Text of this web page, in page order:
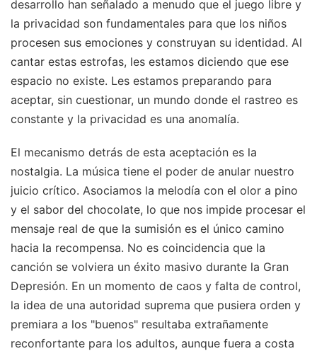
desarrollo han señalado a menudo que el juego libre y
la privacidad son fundamentales para que los niños
procesen sus emociones y construyan su identidad. Al
cantar estas estrofas, les estamos diciendo que ese
espacio no existe. Les estamos preparando para
aceptar, sin cuestionar, un mundo donde el rastreo es
constante y la privacidad es una anomalía.
El mecanismo detrás de esta aceptación es la
nostalgia. La música tiene el poder de anular nuestro
juicio crítico. Asociamos la melodía con el olor a pino
y el sabor del chocolate, lo que nos impide procesar el
mensaje real de que la sumisión es el único camino
hacia la recompensa. No es coincidencia que la
canción se volviera un éxito masivo durante la Gran
Depresión. En un momento de caos y falta de control,
la idea de una autoridad suprema que pusiera orden y
premiara a los "buenos" resultaba extrañamente
reconfortante para los adultos, aunque fuera a costa